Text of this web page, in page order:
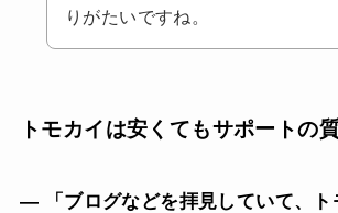
りがたいですね。
トモカイは安くてもサポートの
— 「ブログなどを拝見していて、ト